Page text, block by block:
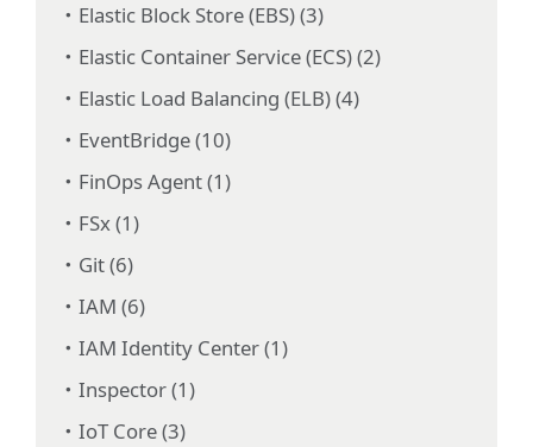
Elastic Block Store (EBS) (3)
Elastic Container Service (ECS) (2)
Elastic Load Balancing (ELB) (4)
EventBridge (10)
FinOps Agent (1)
FSx (1)
Git (6)
IAM (6)
IAM Identity Center (1)
Inspector (1)
IoT Core (3)